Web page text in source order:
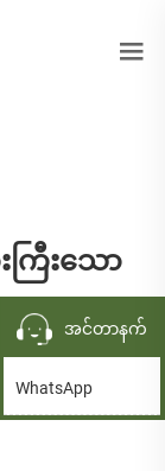
ကြီးသော
အင်တာနက်
WhatsApp